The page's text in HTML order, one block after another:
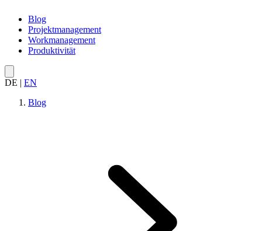
Blog
Projektmanagement
Workmanagement
Produktivität
DE | EN
Blog